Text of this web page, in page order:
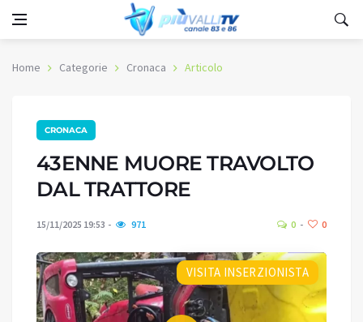
Home Categorie Cronaca Articolo
CRONACA
43ENNE MUORE TRAVOLTO
DAL TRATTORE
15/11/2025 19:53 971 0 0
VISITA INSERZIONISTA